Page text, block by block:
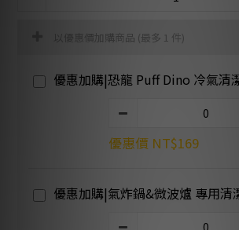
以優惠價加購商品 (最多 1 件)
優惠加購|恐龍 Puff Dino 冷氣清
優惠價 NT$169
優惠加購|氣炸鍋&微波爐 專用清